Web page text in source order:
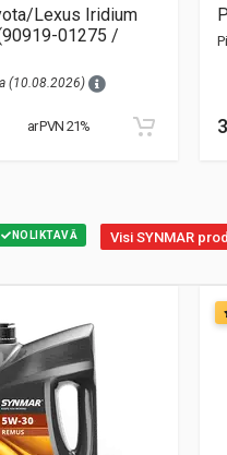
Lexus Iridium
01275 /
(10.08.2026)
ar PVN 21%
NOLIKTAVĀ Visi SYNMAR